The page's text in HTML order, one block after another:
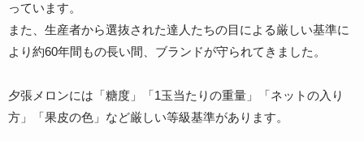
っています。
また、生産者から選抜された達人たちの目による厳しい基準に
より約60年間もの長い間、ブランドが守られてきました。
夕張メロンには「糖度」「1玉当たりの重量」「ネットの入り
方」「果皮の色」など厳しい等級基準があります。